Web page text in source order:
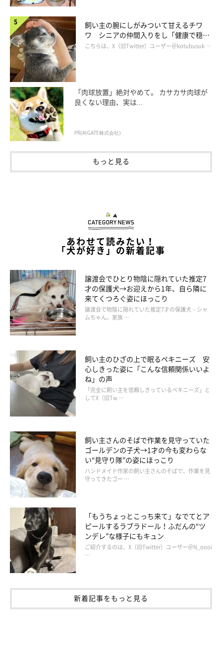
飼い主の腕にしがみついて甘えるチワ
ワ シニアの仲間入りをし「健康で穏や
かな暮らしが続いてほしい」と願う
こちらは、X（旧Twitter）ユーザー＠kotubusuk …
「肉球放置」絶対やめて。 カサカサ肉球が
良くない理由、実は...
PR(AIGATE株式会社)
もっと見る
あわせて読みたい！
「犬が好き」の新着記事
譲渡会でひとり物陰に隠れていた推定7
才の保護犬→お迎えから1年、自ら隣に
来てくつろぐ姿にほっこり
譲渡会で物陰に隠れていた推定7才の保護犬・シャ
ムちゃん。家族 …
飼い主のひざの上で眠るペキニーズ 安
心しきった姿に「こんな信頼関係いいよ
ね」の声
「完全に飼い主を信頼しきっているペキニーズ」と
してX（旧Tw …
飼い主さんのそばで作業を見守っていた
ゴールデンの子犬→1才の今も変わらな
い“見守り隊”の姿にほっこり
ハンドメイド作家の飼い主さんのそばで、作業を見
守ってきたゴー …
「もうちょっとこっち来て」なでてとア
ピールするラブラドール！ふだんの“ツ
ンデレ”な様子にもキュン
ご紹介するのは、X（旧Twitter）ユーザー＠N_oooi
…
新着記事をもっと見る